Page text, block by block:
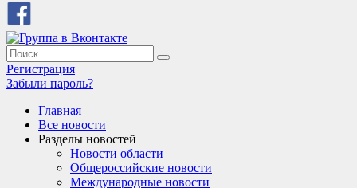
Search
for:
Search
Регистрация
Забыли пароль?
Главная
Все новости
Разделы новостей
Новости области
Общероссийские новости
Международные новости